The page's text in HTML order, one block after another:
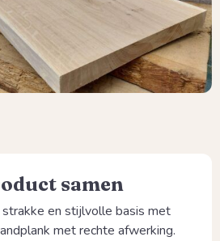
samen
en stijlvolle basis met
met rechte afwerking.